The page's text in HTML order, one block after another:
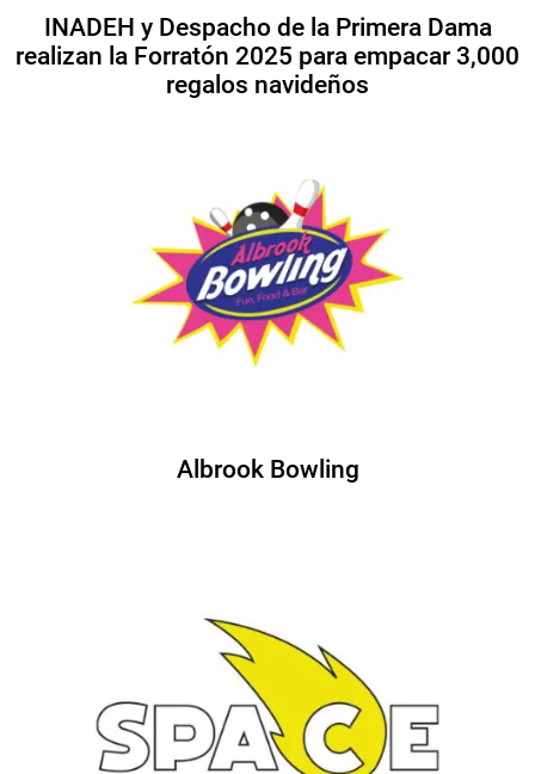
INADEH y Despacho de la Primera Dama
realizan la Forratón 2025 para empacar 3,000
regalos navideños
Albrook Bowling